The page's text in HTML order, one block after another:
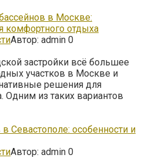
в Москве:
комфортного отдыха
Автор: admin 0
застройки всё большее
участков в Москве и
решения для
Одним из таких вариантов
Севастополе: особенности и
Автор: admin 0